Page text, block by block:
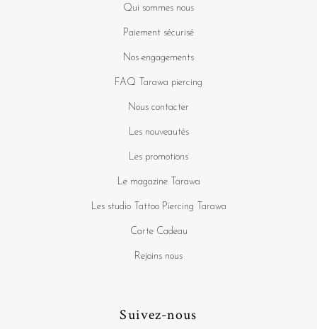
Qui sommes nous
Paiement sécurisé
Nos engagements
FAQ Tarawa piercing
Nous contacter
Les nouveautés
Les promotions
Le magazine Tarawa
Les studio Tattoo Piercing Tarawa
Carte Cadeau
Rejoins nous
Suivez-nous